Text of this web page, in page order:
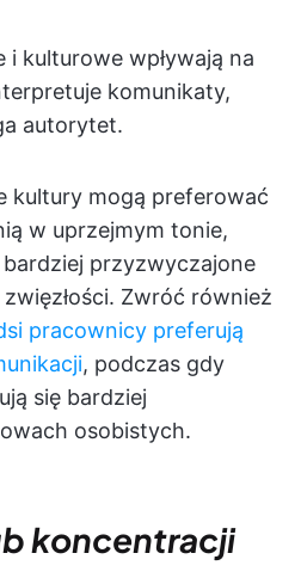
i kulturowe wpływają na
komunikaty,
autorytet.
kultury mogą preferować
w uprzejmym tonie,
przyzwyczajone
Zwróć również
pracownicy preferują
, podczas gdy
się bardziej
osobistych.
koncentracji